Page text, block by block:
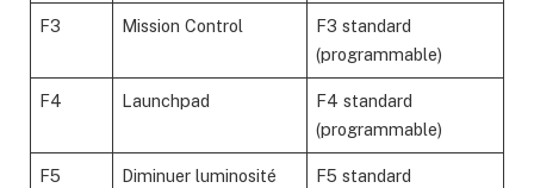
F3 Mission Control
F3 standard
(programmable)
F4 Launchpad
F4 standard
(programmable)
F5 Diminuer luminosité F5 standard